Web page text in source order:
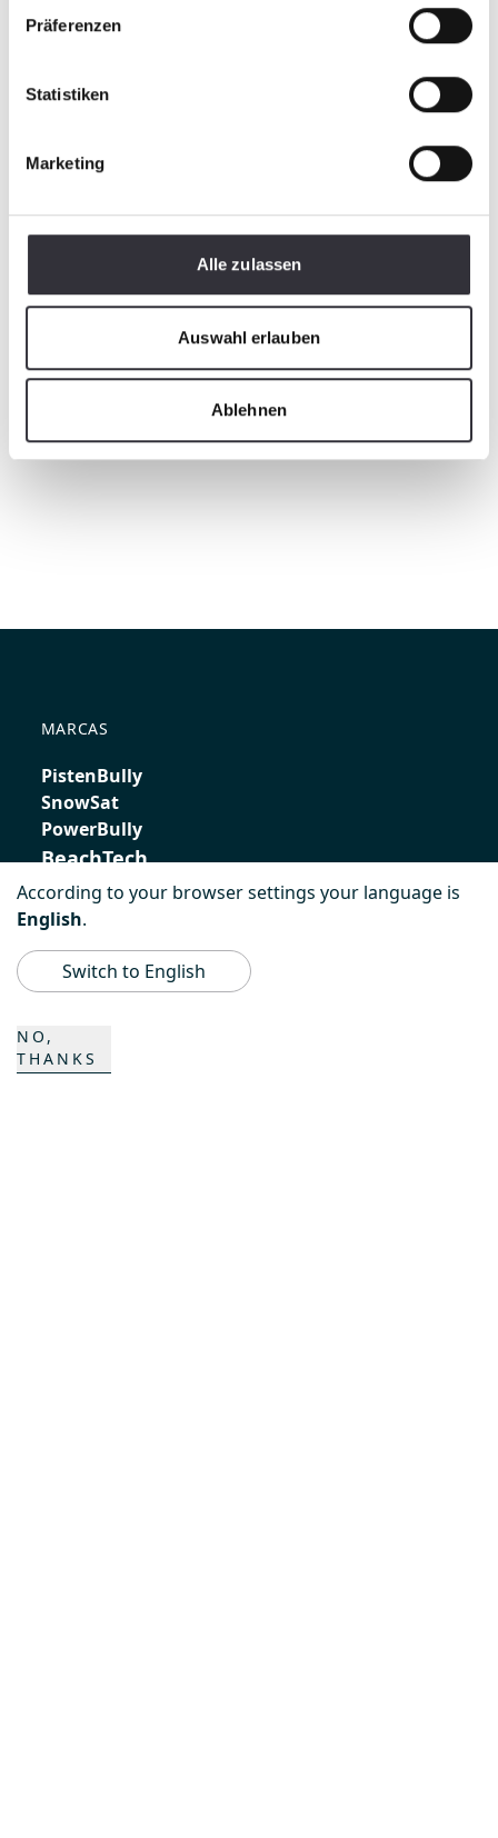
Präferenzen
Statistiken
Marketing
Alle zulassen
Auswahl erlauben
Ablehnen
MARCAS
PistenBully
SnowSat
PowerBully
BeachTech
ProAcademy
CONTACTO
According to your browser settings your language is
English.
NO,
THANKS
Switch to English